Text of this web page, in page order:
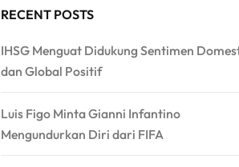
RECENT POSTS
IHSG Menguat Didukung Sentimen
dan Global Positif
Luis Figo Minta Gianni Infantino
Mengundurkan Diri dari FIFA